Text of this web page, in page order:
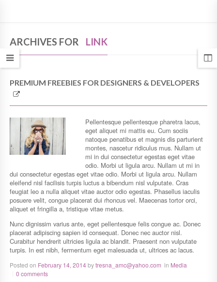
ARCHIVES FOR LINK
PREMIUM FREEBIES FOR DESIGNERS & DEVELOPERS
Pellentesque pellentesque pharetra lacus,
eget aliquet mi mattis eu. Cum sociis
natoque penatibus et magnis dis parturient
montes, nascetur ridiculus mus. Nullam ut
mi in dui consectetur egestas eget vitae
odio. Morbi ut ligula arcu. Nullam ut mi in
dui consectetur egestas eget vitae odio. Morbi ut ligula arcu. Nullam
eleifend nisl facilisis turpis luctus a bibendum nisl vulputate. Cras
feugiat leo a nulla aliquet vitae auctor odio egestas. Phasellus iaculis
posuere velit, congue placerat dui rhoncus vel. Maecenas tortor orci,
aliquet et fringilla a, tristique vitae metus.
Nunc dignissim varius ante, eget pellentesque felis congue ac. Donec
placerat adipiscing sapien id consequat. Donec nec auctor nisl.
Curabitur hendrerit ultricies ligula ac blandit. Praesent non vulputate
turpis. In est nibh, fermentum eget malesuada ut, ultrices ac lacus.
Posted on February 14, 2014bytresna_amc@yahoo.com in Media
0 comments